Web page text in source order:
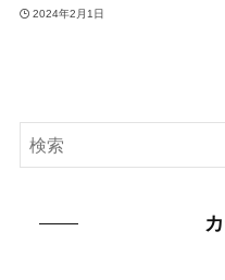
2024年2月1日